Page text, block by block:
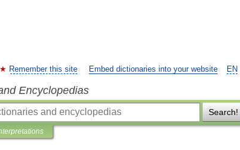
EN
Remember this site Embed dictionaries into your website
Encyclopedias
Search!